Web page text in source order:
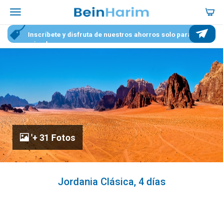
Inscríbete y disfruta de nuestros ahorros solo para
miembros
'+ 31 Fotos
Jordania Clásica, 4 días